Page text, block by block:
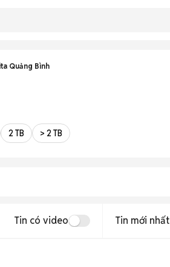
Quảng Bình
2 TB > 2 TB
Tin có video Tin mới nhất